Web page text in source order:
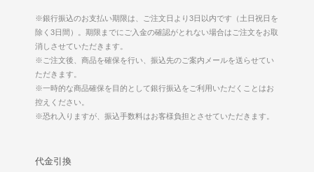
※銀行振込のお支払い期限は、ご注文日より3日以内です（土日祝日を
除く3日間）。期限までにご入金の確認がとれない場合はご注文をお取
消しさせていただきます。
※ご注文後、商品を確保を行い、振込先のご案内メールを送らせてい
ただきます。
※一時的な商品確保を目的として銀行振込をご利用いただくことはお
控えください。
※恐れ入りますが、振込手数料はお客様負担とさせていただきます。
代金引換